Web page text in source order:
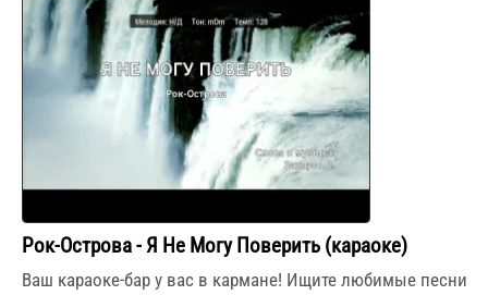
Рок-Острова - Я Не Могу Поверить (караоке)
Ваш караоке-бар у вас в кармане! Ищите любимые песни